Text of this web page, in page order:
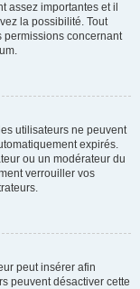
assez importantes et il
la possibilité. Tout
permissions concernant
utilisateurs ne peuvent
expirés.
ou un modérateur du
verrouiller vos
peut insérer afin
peuvent désactiver cette